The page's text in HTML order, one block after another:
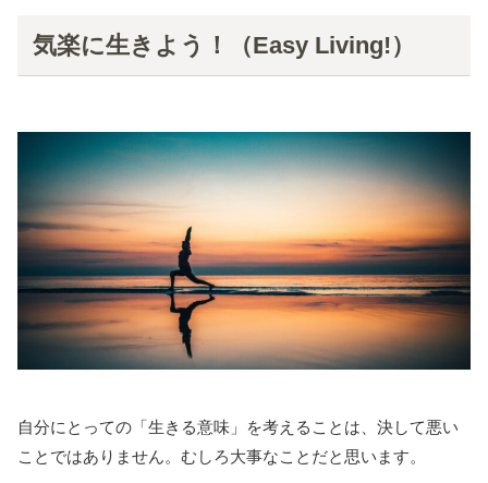
気楽に生きよう！（Easy Living!）
自分にとっての「生きる意味」を考えることは、決して悪い
ことではありません。むしろ大事なことだと思います。